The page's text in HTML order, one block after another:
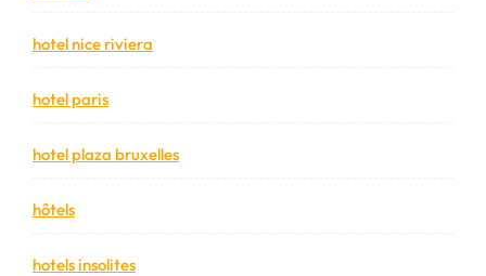
hotel nice riviera
hotel paris
hotel plaza bruxelles
hôtels
hotels insolites